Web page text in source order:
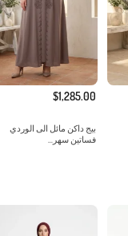
$1,285.00
بيج داكن مائل الى الوردي
فساتين سهر...